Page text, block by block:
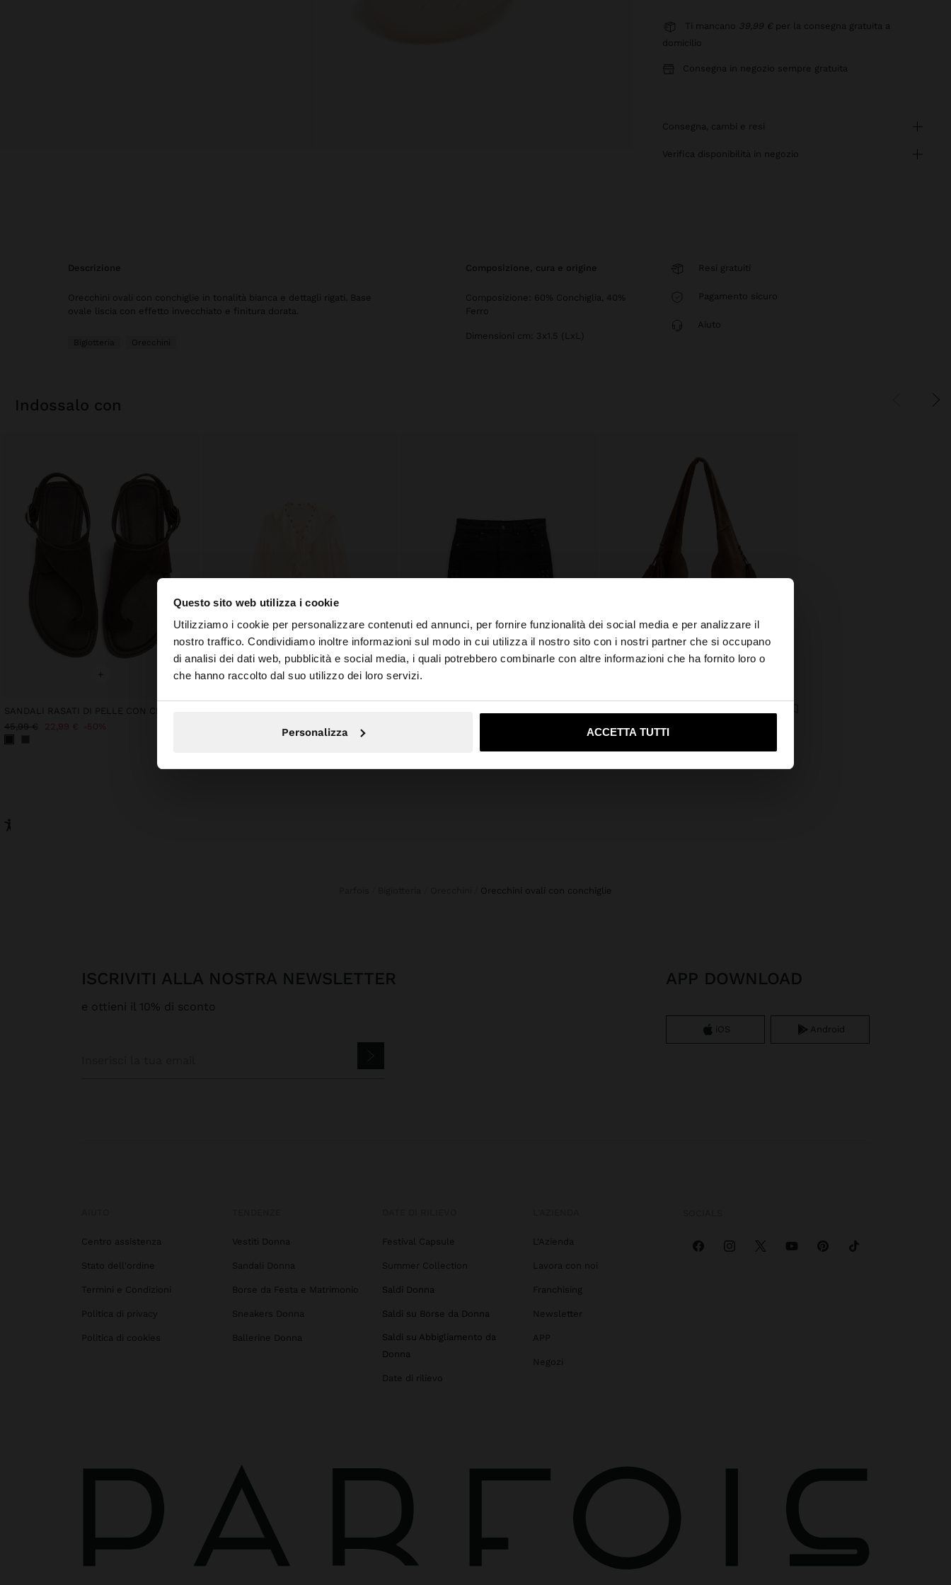
Questo sito web utilizza i cookie
Utilizziamo i cookie per personalizzare contenuti ed annunci, per fornire funzionalità dei social media e per analizzare il
nostro traffico. Condividiamo inoltre informazioni sul modo in cui utilizza il nostro sito con i nostri partner che si occupano
di analisi dei dati web, pubblicità e social media, i quali potrebbero combinarle con altre informazioni che ha fornito loro o
che hanno raccolto dal suo utilizzo dei loro servizi.
Personalizza ACCETTA TUTTI
ciao ×
Stai accedendo al sito da Italia. Vuoi navigare sul nostro sito United States?
No, resta in Italia Sì, portami su United States
Ti mancano 39,99 € per la consegna gratuita a
domicilio
Consegna in negozio sempre gratuita
consegna, cambi e resi
verifica disponibilità in negozio
descrizione
Orecchini ovali con conchiglie in tonalità bianca e dettagli rigati. Base
ovale liscia con effetto invecchiato e finitura dorata.
Bigiotteria Orecchini
composizione, cura e origine
Composizione: 60% Conchiglia, 40%
Ferro
Dimensioni cm: 3x1.5 (LxL)
Resi gratuiti
Pagamento sicuro
Aiuto
indossalo con
+
45,99 € 22,99 € 50%
+
orecchini ovali con conchiglie
ISCRIVITI ALLA NOSTRA NEWSLETTER
e ottieni il 10% di sconto
APP DOWNLOAD
iOS Android
Centro assistenza
Stato dell'ordine
Termini e Condizioni
Politica di privacy
Politica di cookies
Vestiti Donna
Sandali Donna
Borse da Festa e Matrimonio
Sneakers Donna
Ballerine Donna
Festival Capsule
Summer Collection
Saldi Donna
Saldi su Borse da Donna
Saldi su Abbigliamento da
Donna
Date di rilievo
L'Azienda
Lavora con noi
Franchising
Newsletter
APP
Negozi